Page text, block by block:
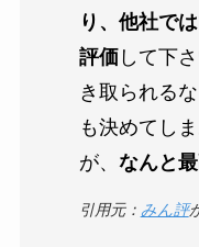
り、他社で
評価して下
き取られる
も決めてし
が、 なんと
引用元： みん評